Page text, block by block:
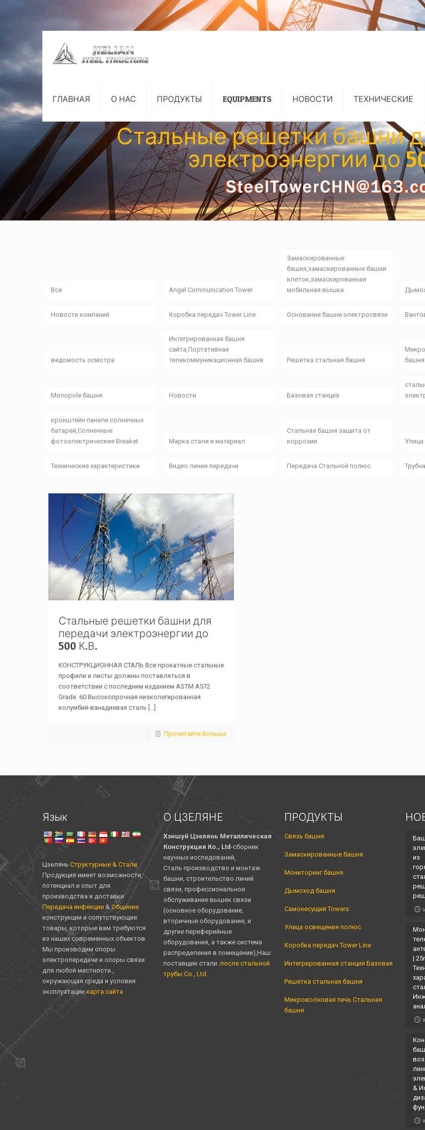
ГЛАВНАЯ О НАС ПРОДУКТЫ EQUIPMENTS НОВОСТИ ТЕХНИЧЕСКИЕ
Стальные решетки башни
электроэнергии до
Все Angel Communication Tower
Замаскированные
башня,замаскированные башни
клеток,замаскированная
мобильная вышка
Новости компаний Коробка передач Tower Line Основание башни электросвязи
ведомость осмотра
Интегрированная башня
сайта,Портативная
телекоммуникационная башня
Решетка стальная башня
башня
Monopole башня Новости Базовая станция
кронштейн панели солнечных
батарей,Солнечные
фотоэлектрические Breaket
Марка стали и материал
Стальная башня защита от
коррозии
Технические характеристики Видео линии передачи Передача Стальной полюс
Стальные решетки башни для
передачи электроэнергии до
500 К.В.
КОНСТРУКЦИОННАЯ СТАЛЬ Все прокатные стальные
профили и листы должны поставляться в
соответствии с последним изданием ASTM A572
Grade. 60 Высокопрочная низколегированная
колумбий-ванадиевая сталь [...]
Прочитайте больше
Язык
Цзелянь Структурные & Стали
Продукция имеет возможности,
потенциал и опыт для
производства и доставки
Передача инфекции & Общение
конструкции и сопутствующие
товары, которые вам требуются
из наших современных объектов.
Мы производим опоры
электропередачи и опоры связи
для любой местности.,
окружающая среда и условия
эксплуатации.карта сайта
О ЦЗЕЛЯНЕ
Хэншуй Цзелянь Металлическая
Конструкция Ко., Ltd-сборник
научных исследований,
Сталь производство и монтаж
башни, строительство линий
связи, профессиональное
обслуживание вышек связи
(основное оборудование,
вторичные оборудование, и
другие периферийные
оборудования, а также система
распределения в помещении),Наш
поставщик стали :после стальной
трубы Co., Ltd.
ПРОДУКТЫ
Связь башня
Замаскированные башня
Мониторинг башня
Дымоход башня
Самонесущий Towers
Улица освещения полюс
Коробка передач Tower Line
Интегрированная станция Базовая
Решетка стальная башня
Микроволновая печь Стальная
башня
из
|
&